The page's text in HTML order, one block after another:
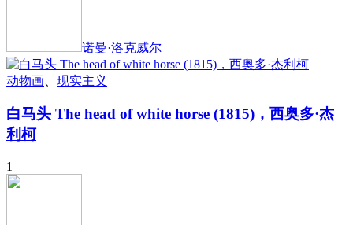
诺曼·洛克威尔
动物画 现实主义
白马头 The head of white horse (1815)，西奥多·杰
利柯
1